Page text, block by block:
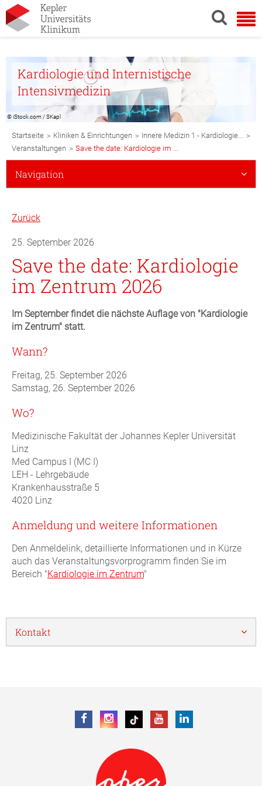
Kardiologie und Internistische
Intensivmedizin
© iStock.com / SKapl
Breadcrumb
Navigation
Startseite > Kliniken & Einrichtungen > Innere Medizin 1 - Kardiologie... >
Veranstaltungen > Save the date: Kardiologie im ...
Subnavigation
Mobile
Navigation
Zurück
25. September 2026
Save the date: Kardiologie
im Zentrum 2026
Im September findet die nächste Auflage von "Kardiologie
im Zentrum" statt.
Wann?
Freitag, 25. September 2026
Samstag, 26. September 2026
Wo?
Medizinische Fakultät der Johannes Kepler Universität
Linz
Med Campus I (MC I)
LEH - Lehrgebäude
Krankenhausstraße 5
4020 Linz
Anmeldung und weitere Informationen
Den Anmeldelink, detaillierte Informationen und in Kürze
auch das Veranstaltungsvorprogramm finden Sie im
Bereich "Kardiologie im Zentrum"
Kontakt